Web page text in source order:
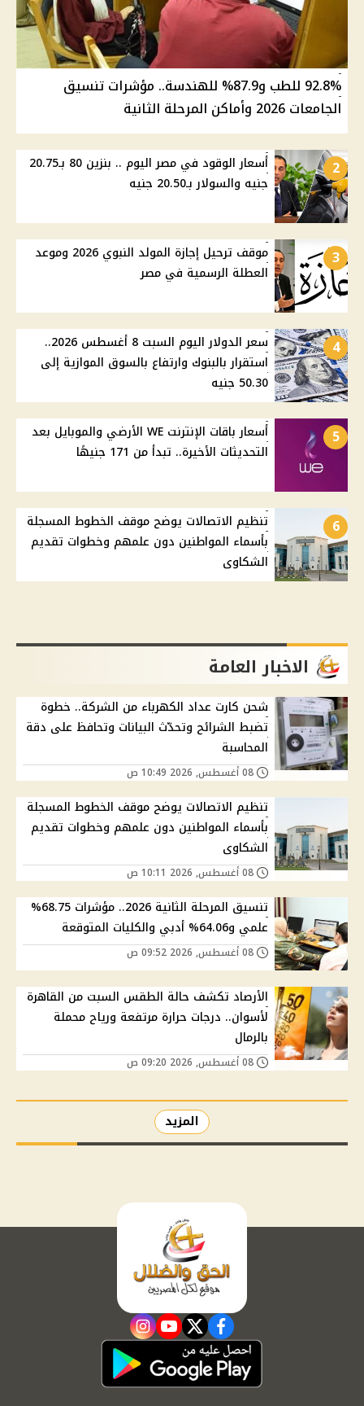
92.8% للطب و87.9% للهندسة.. مؤشرات تنسيق
الجامعات 2026 وأماكن المرحلة الثانية
2
أسعار الوقود في مصر اليوم .. بنزين 80 بـ20.75
جنيه والسولار بـ20.50 جنيه
3
موقف ترحيل إجازة المولد النبوي 2026 وموعد
العطلة الرسمية في مصر
4
سعر الدولار اليوم السبت 8 أغسطس 2026..
استقرار بالبنوك وارتفاع بالسوق الموازية إلى
50.30 جنيه
5
أسعار باقات الإنترنت WE الأرضي والموبايل بعد
التحديثات الأخيرة.. تبدأ من 171 جنيهًا
6
تنظيم الاتصالات يوضح موقف الخطوط المسجلة
بأسماء المواطنين دون علمهم وخطوات تقديم
الشكاوى
الاخبار العامة
شحن كارت عداد الكهرباء من الشركة.. خطوة
تضبط الشرائح وتحدّث البيانات وتحافظ على دقة
المحاسبة
تنظيم الاتصالات يوضح موقف الخطوط المسجلة
بأسماء المواطنين دون علمهم وخطوات تقديم
الشكاوى
تنسيق المرحلة الثانية 2026.. مؤشرات 68.75%
علمي و64.06% أدبي والكليات المتوقعة
الأرصاد تكشف حالة الطقس السبت من القاهرة
لأسوان.. درجات حرارة مرتفعة ورياح محملة
بالرمال
المزيد
facebook
twitter
youtube
instagram